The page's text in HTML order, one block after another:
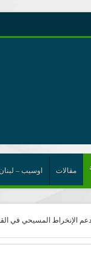
من حالة الجمود
مقالات اوسيب – لبنان
دعم الإنخراط المسيحي في